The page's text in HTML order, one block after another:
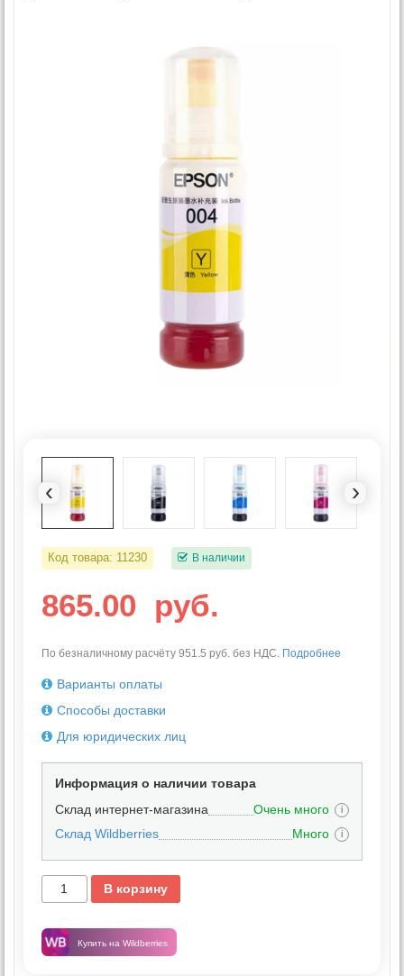
‹ ›
Код товара: 11230 В наличии
865.00 руб.
По безналичному расчёту 951.5 руб. без НДС. Подробнее
Варианты оплаты
Способы доставки
Для юридических лиц
Информация о наличии товара
Склад интернет-магазина
Очень много i
Склад Wildberries Много i
В корзину
Купить на Wildberries